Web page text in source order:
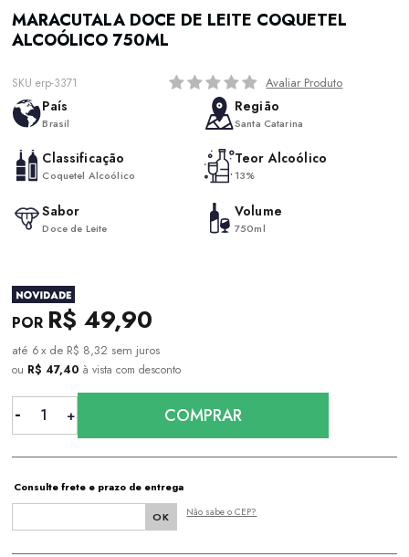
MARACUTALA DOCE DE LEITE COQUETEL
ALCOÓLICO 750ML
SKU erp-3371 Avaliar Produto
País
Brasil
Região
Santa Catarina
Classificação
Coquetel Alcoólico
Teor Alcoólico
13%
Sabor
Doce de Leite
Volume
750ml
R$ 49,90
6x de R$ 8,32 sem juros
ou R$ 47,40à vista com desconto
COMPRAR
Consulte frete e prazo de entrega
Não sabe o CEP?